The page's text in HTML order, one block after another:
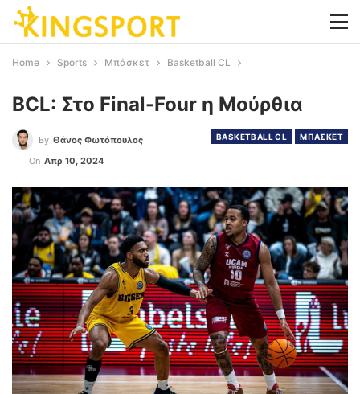
Home Sports Μπάσκετ Basketball CL
BCL: Στο Final-Four η Μούρθια
BASKETBALL CL ΜΠΑΣΚΕΤ
By Θάνος Φωτόπουλος
On Απρ 10, 2024